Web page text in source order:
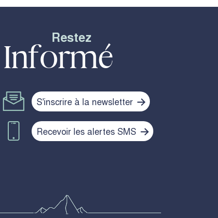
Restez
Informé
S'inscrire à la newsletter
Recevoir les alertes SMS